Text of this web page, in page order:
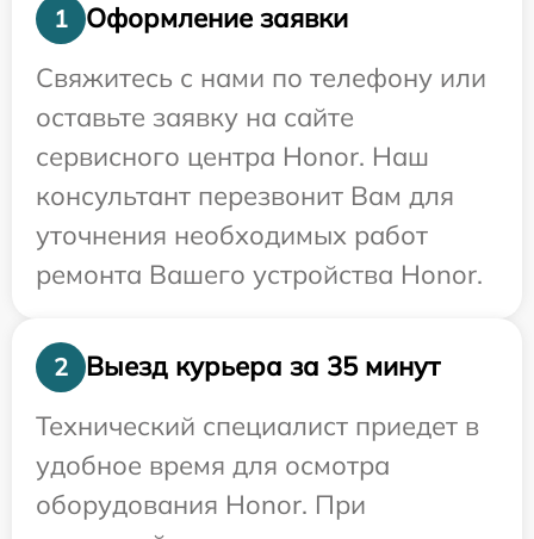
1
Оформление заявки
Свяжитесь с нами по телефону или
оставьте заявку на сайте
сервисного центра Honor. Наш
консультант перезвонит Вам для
уточнения необходимых работ
ремонта Вашего устройства Honor.
2
Выезд курьера за 35 минут
Технический специалист приедет в
удобное время для осмотра
оборудования Honor. При